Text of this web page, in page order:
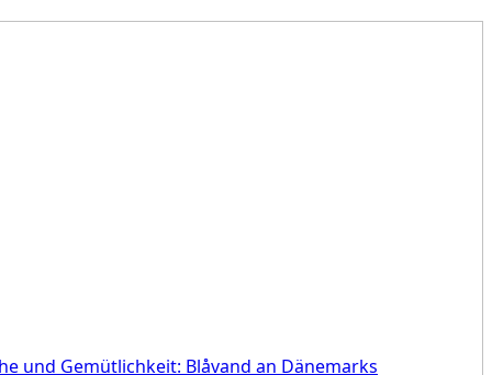
und Gemütlichkeit: Blåvand an Dänemarks